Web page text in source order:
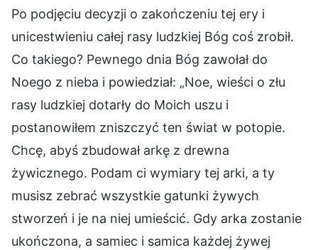
Po podjęciu decyzji o zakończeniu tej ery i
unicestwieniu całej rasy ludzkiej Bóg coś zrobił.
Co takiego? Pewnego dnia Bóg zawołał do
Noego z nieba i powiedział: „Noe, wieści o złu
rasy ludzkiej dotarły do Moich uszu i
postanowiłem zniszczyć ten świat w potopie.
Chcę, abyś zbudował arkę z drewna
żywicznego. Podam ci wymiary tej arki, a ty
musisz zebrać wszystkie gatunki żywych
stworzeń i je na niej umieścić. Gdy arka zostanie
ukończona, a samiec i samica każdej żywej